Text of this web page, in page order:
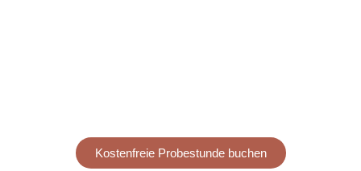
Kostenfreie Probestunde buchen